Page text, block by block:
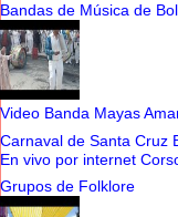
Bandas de Música de
Video Banda Mayas
Carnaval de Santa Cruz
En vivo por internet
Grupos de Folklore